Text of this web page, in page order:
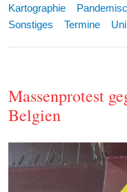
Kartographie
Sonstiges
Termine
Massenprotest
Belgien